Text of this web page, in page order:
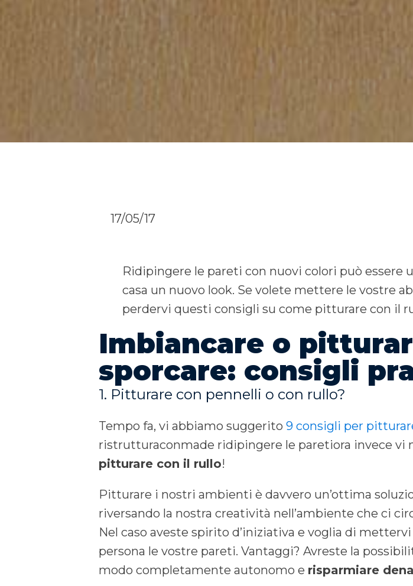
17/05/17
Ridipingere le pareti con nuovi colori può essere
casa un nuovo look. Se volete mettere le vostre
perdervi questi consigli su come pitturare con il
Imbiancare o
sporcare: consigli
1. Pitturare con pennelli o con rullo?
Tempo fa, vi abbiamo suggerito 9 consigli per
ristrutturaconmade ridipingere le paretiora invece vi
pitturare con il rullo!
Pitturare i nostri ambienti è davvero un’ottima
riversando la nostra creatività nell’ambiente che ci
Nel caso aveste spirito d’iniziativa e voglia di
persona le vostre pareti. Vantaggi? Avreste la
modo completamente autonomo e risparmiare